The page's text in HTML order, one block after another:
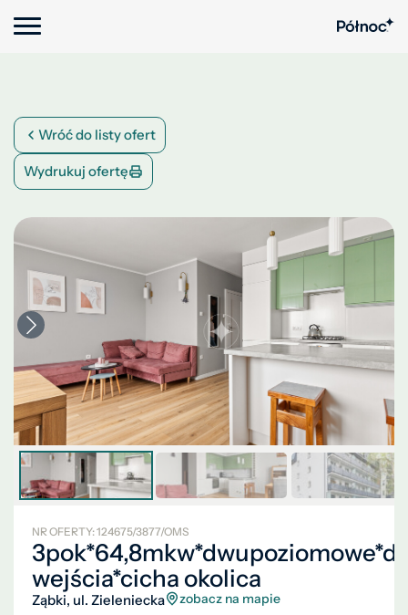
Wróć do listy ofert
Wydrukuj ofertę
NR OFERTY: 124675/3877/OMS
wejścia*cicha okolica
Ząbki, ul. Zieleniecka zobacz na mapie